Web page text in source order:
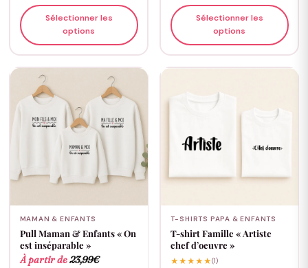
Sélectionner les
options
Sélectionner les
options
MAMAN & ENFANTS
Pull Maman & Enfants « On
est inséparable »
À partir de23,99€
T-SHIRTS PAPA & ENFANTS
T-shirt Famille « Artiste
chef d’oeuvre »
★★★★★(1)